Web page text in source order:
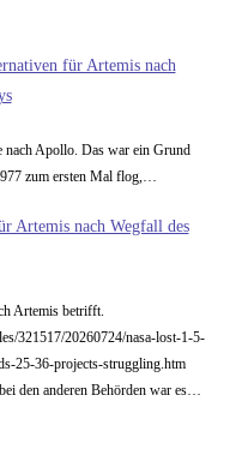
für Artemis nach
nach Apollo. Das war ein Grund
zum ersten Mal flog,…
Artemis nach Wegfall des
Artemis betrifft.
321517/20260724/nasa-lost-1-5-
25-36-projects-struggling.htm
den anderen Behörden war es…